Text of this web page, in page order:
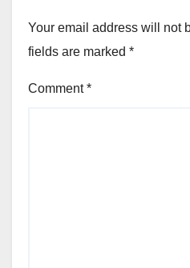
Your email address will not
fields are marked *
Comment*